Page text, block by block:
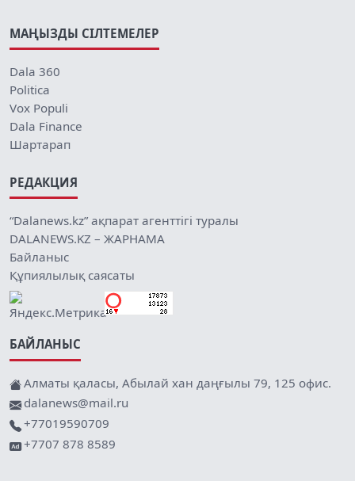
МАҢЫЗДЫ СІЛТЕМЕЛЕР
Dala 360
Politica
Vox Populi
Dala Finance
Шартарап
РЕДАКЦИЯ
“Dalanews.kz” ақпарат агенттігі туралы
DALANEWS.KZ – ЖАРНАМА
Байланыс
Құпиялылық саясаты
БАЙЛАНЫС
Алматы қаласы, Абылай хан даңғылы 79, 125 офис.
dalanews@mail.ru
+77019590709
+7707 878 8589